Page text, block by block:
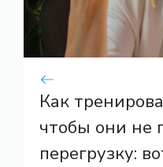
Как
чтобы они не
перегрузку: